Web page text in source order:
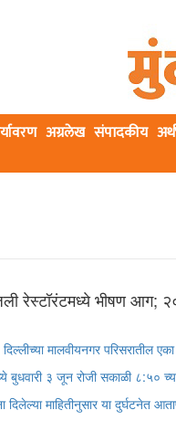
अग्रलेख संपादकीय
रेस्टॉरंटमध्ये भीषण आग;
मालवीयनगर परिसरातील एका
बुधवारी ३ जून रोजी सकाळी ८:५०
दिलेल्या माहितीनुसार या दुर्घटनेत